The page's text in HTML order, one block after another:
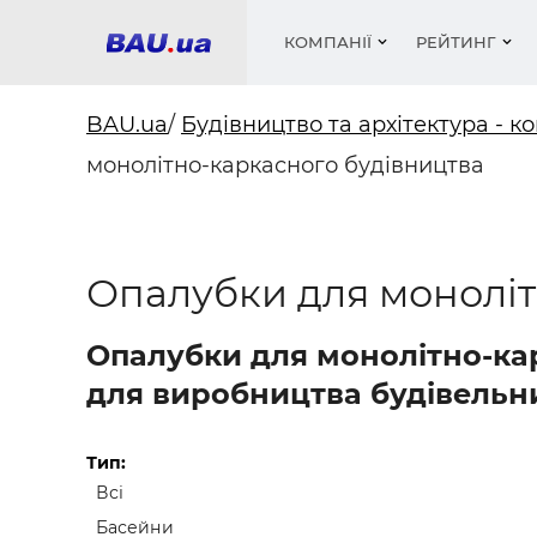
КОМПАНІЇ
Фарби,
РЕЙТИНГ
Меблі
Фарби,
BAU.ua/ Будівництво та архітектура -
монолітно-каркасного будівництва
Опалубки для
Опалубки для монолітно-
для виробництва
Тип:
Всі
Басейни